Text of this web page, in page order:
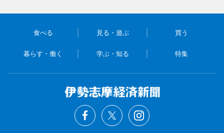
食べる 見る・遊ぶ 買う
暮らす・働く 学ぶ・知る 特集